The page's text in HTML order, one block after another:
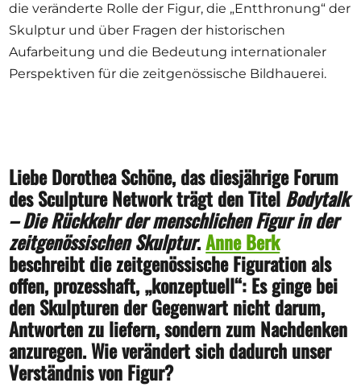
die veränderte Rolle der Figur, die „Entthronung“ der
Skulptur und über Fragen der historischen
Aufarbeitung und die Bedeutung internationaler
Perspektiven für die zeitgenössische Bildhauerei.
Liebe Dorothea Schöne, das diesjährige Forum
des Sculpture Network trägt den Titel Bodytalk
– Die Rückkehr der menschlichen Figur in der
zeitgenössischen Skulptur.Anne Berk
beschreibt die zeitgenössische Figuration als
offen, prozesshaft, „konzeptuell“: Es ginge bei
den Skulpturen der Gegenwart nicht darum,
Antworten zu liefern, sondern zum Nachdenken
anzuregen. Wie verändert sich dadurch unser
Verständnis von Figur?